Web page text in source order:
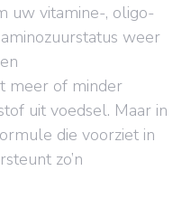
uw vitamine-, oligo-
weer
meer of minder
uit voedsel. Maar in
die voorziet in
zo’n